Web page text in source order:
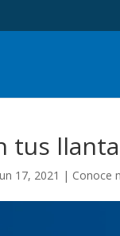
tus
17, 2021 | Conoce